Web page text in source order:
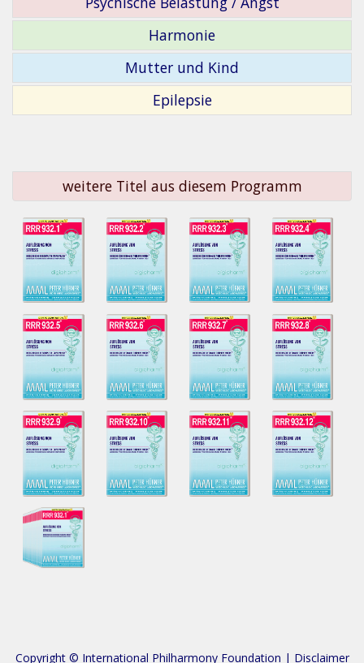
Harmonie
Mutter und Kind
Epilepsie
weitere Titel aus diesem Programm
Copyright © International Philharmony Foundation | Disclaimer